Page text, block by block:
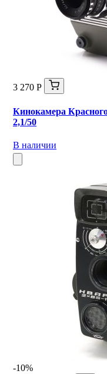
3 270 Р
Кинокамера
2,1/50
В наличии
-10%